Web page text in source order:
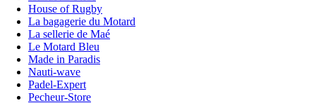
House of Rugby
La bagagerie du Motard
La sellerie de Maé
Le Motard Bleu
Made in Paradis
Nauti-wave
Padel-Expert
Pecheur-Store